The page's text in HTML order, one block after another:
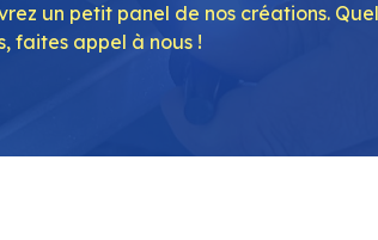
un petit panel de nos créations.
faites appel à nous !